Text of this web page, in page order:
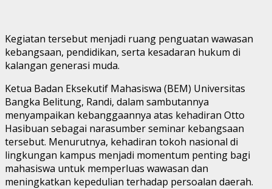
Kegiatan tersebut menjadi ruang penguatan wawasan
kebangsaan, pendidikan, serta kesadaran hukum di
kalangan generasi muda.
Ketua Badan Eksekutif Mahasiswa (BEM) Universitas
Bangka Belitung, Randi, dalam sambutannya
menyampaikan kebanggaannya atas kehadiran Otto
Hasibuan sebagai narasumber seminar kebangsaan
tersebut. Menurutnya, kehadiran tokoh nasional di
lingkungan kampus menjadi momentum penting bagi
mahasiswa untuk memperluas wawasan dan
meningkatkan kepedulian terhadap persoalan daerah.